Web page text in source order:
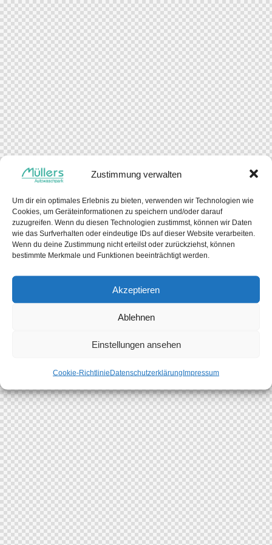
Zustimmung verwalten
Um dir ein optimales Erlebnis zu bieten, verwenden wir Technologien wie
Cookies, um Geräteinformationen zu speichern und/oder darauf
zuzugreifen. Wenn du diesen Technologien zustimmst, können wir Daten
wie das Surfverhalten oder eindeutige IDs auf dieser Website verarbeiten.
Wenn du deine Zustimmung nicht erteilst oder zurückziehst, können
bestimmte Merkmale und Funktionen beeinträchtigt werden.
Akzeptieren
Ablehnen
Einstellungen ansehen
Cookie-RichtlinieDatenschutzerklärungImpressum